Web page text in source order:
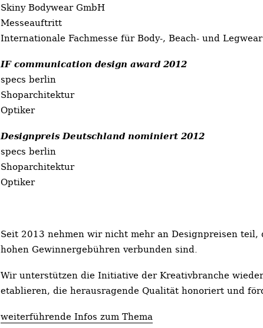
Skiny Bodywear GmbH
Messeauftritt
Internationale Fachmesse für Body-, Beach- und Legwear
IF communication design award 2012
specs berlin
Shoparchitektur
Optiker
Designpreis Deutschland nominiert 2012
specs berlin
Shoparchitektur
Optiker
Seit 2013 nehmen wir nicht mehr an Designpreisen
hohen Gewinnergebühren verbunden sind.
Wir unterstützen die Initiative der Kreativbranche
etablieren, die herausragende Qualität honoriert und
weiterführende Infos zum Thema